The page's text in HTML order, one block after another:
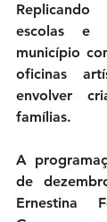
escolas e
município
oficinas
envolver
famílias.
A
de
Ernestina